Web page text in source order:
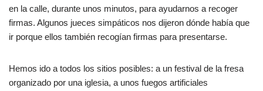
en la calle, durante unos minutos, para ayudarnos a recoger
firmas. Algunos jueces simpáticos nos dijeron dónde había que
ir porque ellos también recogían firmas para presentarse.
Hemos ido a todos los sitios posibles: a un festival de la fresa
organizado por una iglesia, a unos fuegos artificiales